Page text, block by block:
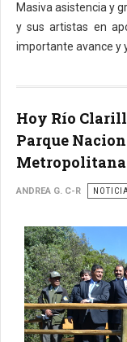
Masiva asistencia y
y sus artistas en
importante avance y
Hoy Río
Parque
Metropolitana
ANDREA G. C-R